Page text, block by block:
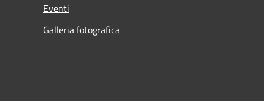
Eventi
Galleria fotografica